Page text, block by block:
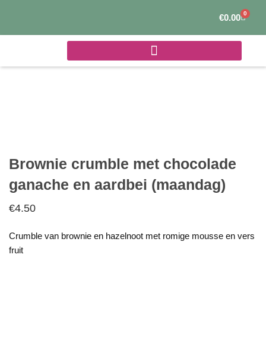
de
€0.00 0
Brownie crumble met chocolade
ganache en aardbei (maandag)
€4.50
Crumble van brownie en hazelnoot met romige mousse en vers
fruit